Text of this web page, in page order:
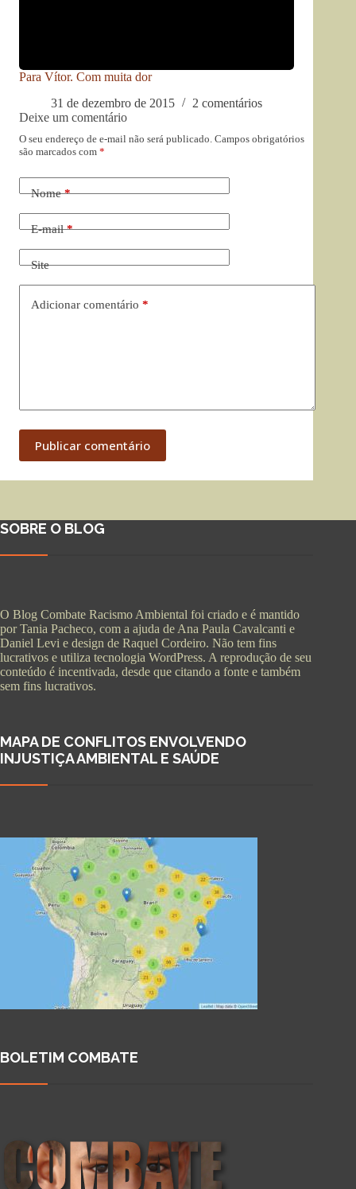
Para Vítor. Com muita dor
31 de dezembro de 2015
2 comentários
Deixe um comentário
O seu endereço de e-mail não será publicado. Campos obrigatórios
são marcados com *
Nome*
E-mail*
Site
Adicionar comentário *
Publicar comentário
SOBRE O BLOG
O Blog Combate Racismo Ambiental foi criado e é mantido
por Tania Pacheco, com a ajuda de Ana Paula Cavalcanti e
Daniel Levi e design de Raquel Cordeiro. Não tem fins
lucrativos e utiliza tecnologia WordPress. A reprodução de seu
conteúdo é incentivada, desde que citando a fonte e também
sem fins lucrativos.
MAPA DE CONFLITOS ENVOLVENDO
INJUSTIÇA AMBIENTAL E SAÚDE
BOLETIM COMBATE